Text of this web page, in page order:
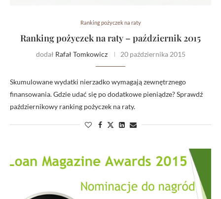
Ranking pożyczek na raty
Ranking pożyczek na raty – październik 2015
dodał Rafał Tomkowicz 20 października 2015
Skumulowane wydatki nierzadko wymagają zewnętrznego
finansowania. Gdzie udać się po dodatkowe pieniądze? Sprawdź
październikowy ranking pożyczek na raty.